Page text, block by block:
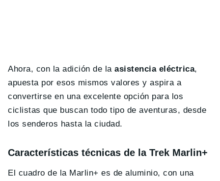
Ahora, con la adición de laasistencia eléctrica,
apuesta por esos mismos valores y aspira a
convertirse en una excelente opción para los
ciclistas que buscan todo tipo de aventuras, desde
los senderos hasta la ciudad.
Características técnicas de la Trek Marlin+
El cuadro de la Marlin+ es de aluminio, con una